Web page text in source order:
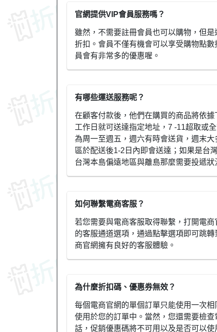
官網提供VIP會員服務嗎？
雖然，不需要註冊會員也可以購物，但
折扣。會員不僅有機會可以享受購物點
員會有非常多的優惠喔。
有哪些運送服務呢？
在顧客付款後，他們在購買的商品將依
工作日就可送達指定地址，7 -11超取或
為周一至週五，週六有時會送貨，週末
區於配送後1-2日內即會送達；如果是台
台灣本島偏遠地區與離島那麼需要投遞狀
如何聯繫電商客服？
若您需要與電商客服取得聯繫，打開電商
的客服通道選項，通過點擊選項即可跳
商官網擁有良好的客服體驗。
為什麼折扣碼、優惠券無效？
每個電商官網的單個訂單只能使用一次
使用於您的訂單中。當然，您還需要檢
話，促銷優惠碼將不可用以及是否可以使